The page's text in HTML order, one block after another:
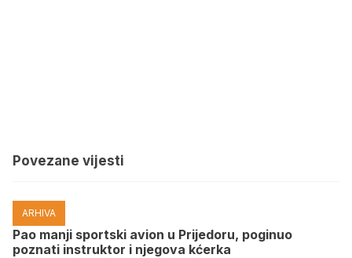
Povezane vijesti
ARHIVA
Pao manji sportski avion u Prijedoru, poginuo
poznati instruktor i njegova kćerka